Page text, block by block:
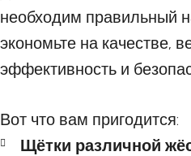
необходим правильный
экономьте на качестве,
эффективность и
Вот что вам пригодится:
Щётки различной